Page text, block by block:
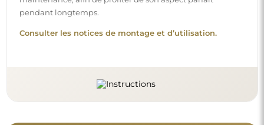
pendant longtemps.
Consulter les notices de montage et d’utilisation.